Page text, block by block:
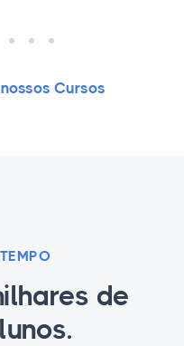
Cursos
de